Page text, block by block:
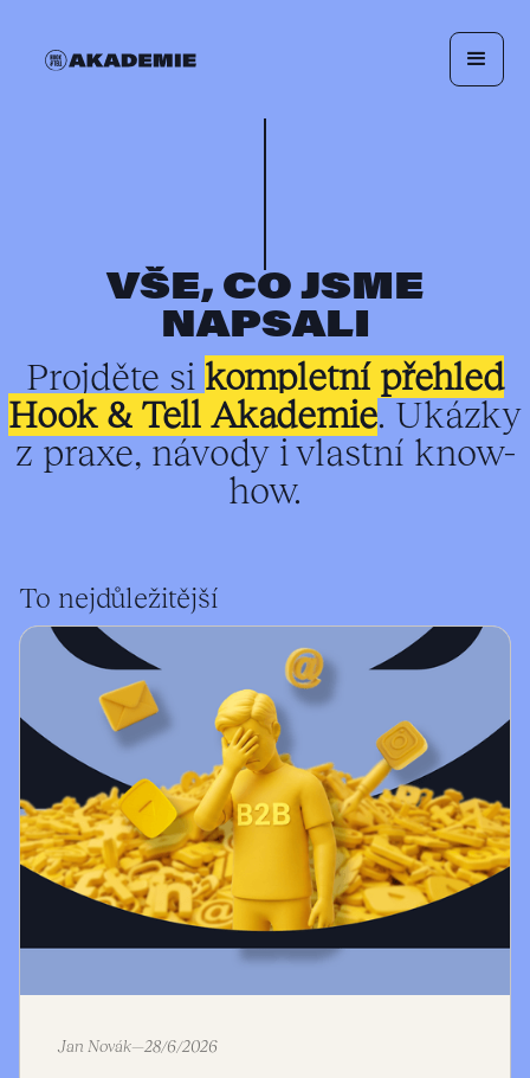
VŠE, CO JSME
NAPSALI
Projděte si kompletní přehled
Hook & Tell Akademie. Ukázky
z praxe, návody i vlastní know-
how.
To nejdůležitější
Jan Novák—28/6/2026